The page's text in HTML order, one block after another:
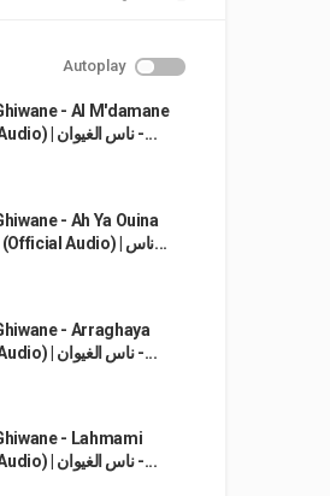
Autoplay
- Al M'damane
(Official Audio) | ناس الغيوان -...
- Ah Ya Ouina
Ya Ouine (Official Audio) | ناس...
- Arraghaya
(Official Audio) | ناس الغيوان -...
- Lahmami
(Official Audio) | ناس الغيوان -...